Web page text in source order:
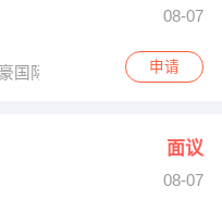
08-07
国际23楼
申请
面议
08-07